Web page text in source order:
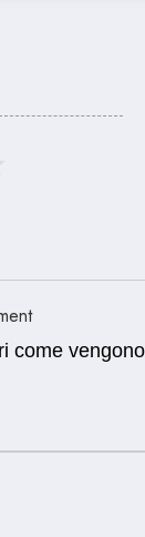
come